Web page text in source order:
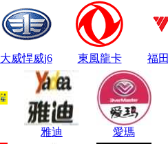
大威悍威j6 東風龍卡 福
雅迪 愛瑪